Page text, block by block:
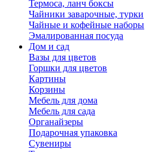
Термоса, ланч боксы
Чайники заварочные, турки
Чайные и кофейные наборы
Эмалированная посуда
Дом и сад
Вазы для цветов
Горшки для цветов
Картины
Корзины
Мебель для дома
Мебель для сада
Органайзеры
Подарочная упаковка
Сувениры